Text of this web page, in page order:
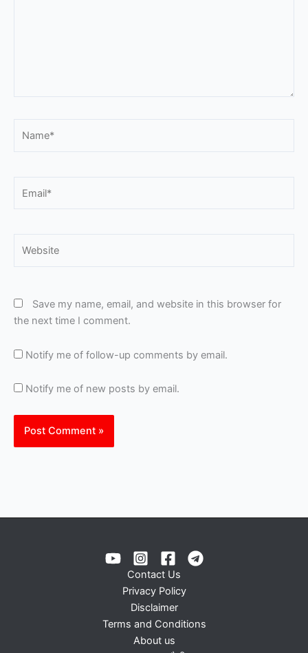
Save my name, email, and website in this browser for
the next time I comment.
Notify me of follow-up comments by email.
Notify me of new posts by email.
Contact Us
Privacy Policy
Disclaimer
Terms and Conditions
About us